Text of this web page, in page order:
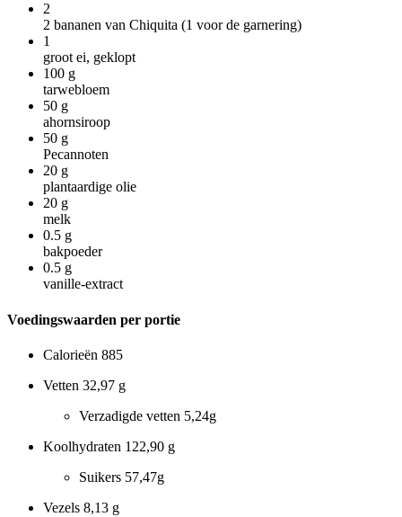
2
2 bananen van Chiquita (1 voor de garnering)
1
groot ei, geklopt
100 g
tarwebloem
50 g
ahornsiroop
50 g
Pecannoten
20 g
plantaardige olie
20 g
melk
0.5 g
bakpoeder
0.5 g
vanille-extract
Voedingswaarden per portie
Calorieën 885
Vetten 32,97 g
Verzadigde vetten 5,24g
Koolhydraten 122,90 g
Suikers 57,47g
Vezels 8,13 g